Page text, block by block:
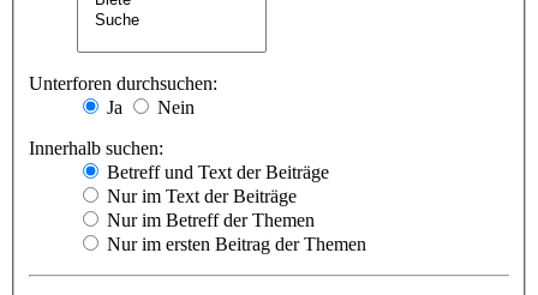
Unterforen durchsuchen:
Ja
Nein
Innerhalb suchen:
Betreff und Text der Beiträge
Nur im Text der Beiträge
Nur im Betreff der Themen
Nur im ersten Beitrag der Themen